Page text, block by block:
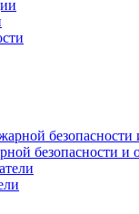
безопасности и